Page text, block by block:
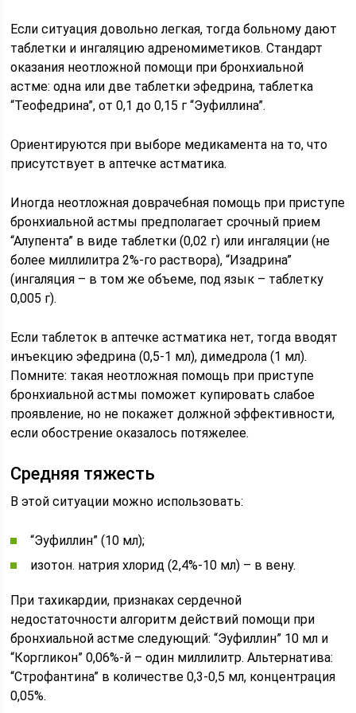
Если ситуация довольно легкая, тогда больному дают
таблетки и ингаляцию адреномиметиков. Стандарт
оказания неотложной помощи при бронхиальной
астме: одна или две таблетки эфедрина, таблетка
“Теофедрина”, от 0,1 до 0,15 г “Эуфиллина”.
Ориентируются при выборе медикамента на то, что
присутствует в аптечке астматика.
Иногда неотложная доврачебная помощь при приступе
бронхиальной астмы предполагает срочный прием
“Алупента” в виде таблетки (0,02 г) или ингаляции (не
более миллилитра 2%-го раствора), “Изадрина”
(ингаляция – в том же объеме, под язык – таблетку
0,005 г).
Если таблеток в аптечке астматика нет, тогда вводят
инъекцию эфедрина (0,5-1 мл), димедрола (1 мл).
Помните: такая неотложная помощь при приступе
бронхиальной астмы поможет купировать слабое
проявление, но не покажет должной эффективности,
если обострение оказалось потяжелее.
Средняя тяжесть
В этой ситуации можно использовать:
“Эуфиллин” (10 мл);
изотон. натрия хлорид (2,4%-10 мл) – в вену.
При тахикардии, признаках сердечной
недостаточности алгоритм действий помощи при
бронхиальной астме следующий: “Эуфиллин” 10 мл и
“Коргликон” 0,06%-й – один миллилитр. Альтернатива:
“Строфантина” в количестве 0,3-0,5 мл, концентрация
0,05%.